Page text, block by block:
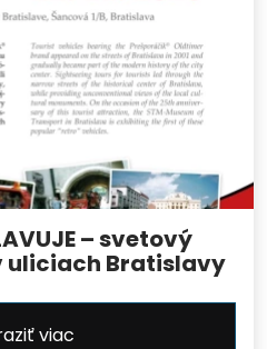
– svetový
uliciach Bratislavy
viac